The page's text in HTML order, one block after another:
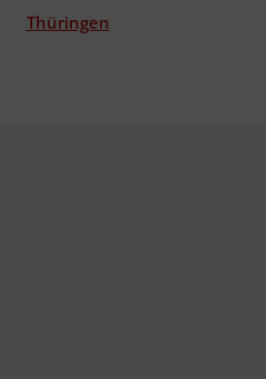
Thüringen